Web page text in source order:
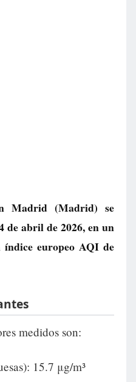
Madrid (Madrid) se
de abril de 2026, en un
índice europeo AQI de
medidos son:
15.7 μg/m³